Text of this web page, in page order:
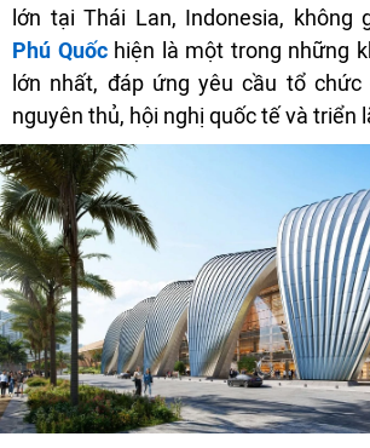
lớn tại Thái Lan, Indonesia, không
Phú Quốchiện là một trong những
lớn nhất, đáp ứng yêu cầu tổ
nguyên thủ, hội nghị quốc tế và triển